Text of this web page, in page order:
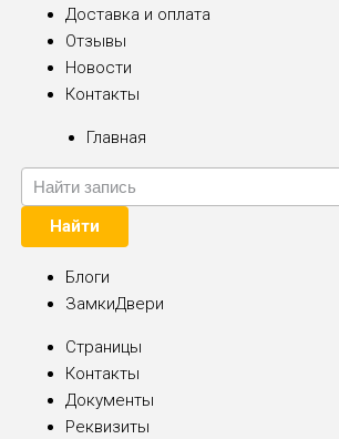
Доставка и оплата
Отзывы
Новости
Контакты
Главная
Найти
Блоги
ЗамкиДвери
Страницы
Контакты
Документы
Реквизиты